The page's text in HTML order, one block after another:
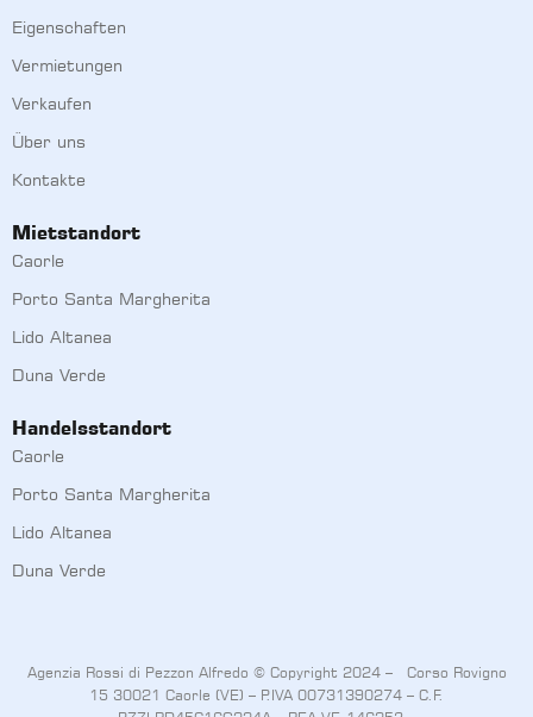
Eigenschaften
Vermietungen
Verkaufen
Über uns
Kontakte
Mietstandort
Caorle
Porto Santa Margherita
Lido Altanea
Duna Verde
Handelsstandort
Caorle
Porto Santa Margherita
Lido Altanea
Duna Verde
Agenzia Rossi di Pezzon Alfredo © Copyright 2024 – Corso Rovigno
15 30021 Caorle (VE) – P.IVA 00731390274 – C.F.